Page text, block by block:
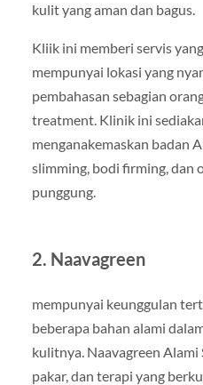
kulit yang aman dan bagus.
Kliik ini memberi servis
mempunyai lokasi yang
pembahasan sebagian
treatment. Klinik ini
menganakemaskan badan
slimming, bodi firming, dan
punggung.
2. Naavagreen
mempunyai keunggulan
beberapa bahan alami
kulitnya. Naavagreen
pakar, dan terapi yang